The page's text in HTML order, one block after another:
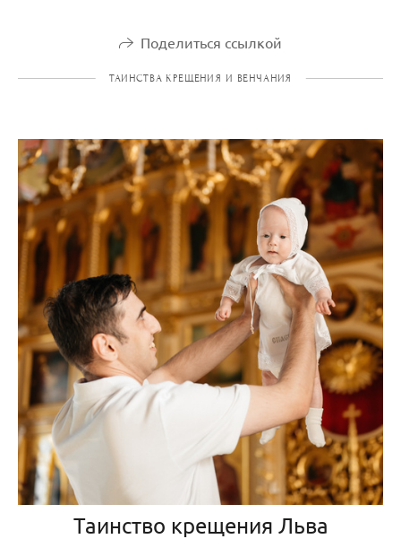
Поделиться ссылкой
ТАИНСТВА КРЕЩЕНИЯ И ВЕНЧАНИЯ
Таинство крещения Льва